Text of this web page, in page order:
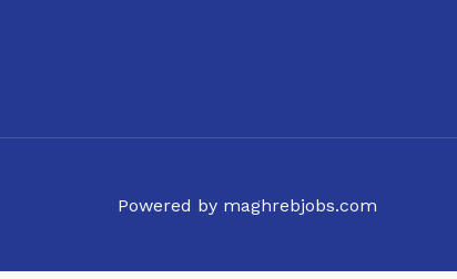
Powered by maghrebjobs.com